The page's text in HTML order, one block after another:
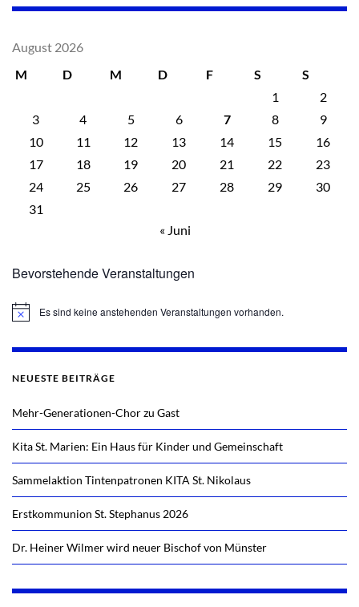
August 2026
M
D M D F S
S
1
2
3
4 5 6 7 8
9
10
11 12 13 14 15
16
17
18 19 20 21 22
23
24
25 26 27 28 29
30
31
« Juni
Bevorstehende Veranstaltungen
HinweisEs sind keine anstehenden Veranstaltungen vorhanden.
NEUESTE BEITRÄGE
Mehr-Generationen-Chor zu Gast
Kita St. Marien: Ein Haus für Kinder und Gemeinschaft
Sammelaktion Tintenpatronen KITA St. Nikolaus
Erstkommunion St. Stephanus 2026
Dr. Heiner Wilmer wird neuer Bischof von Münster